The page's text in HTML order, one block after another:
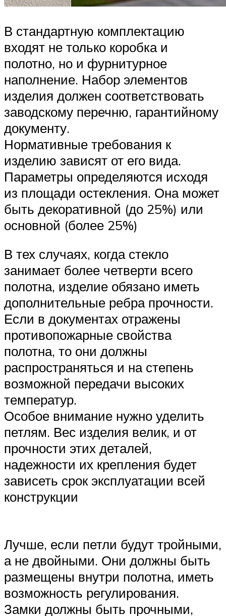
В стандартную комплектацию
входят не только коробка и
полотно, но и фурнитурное
наполнение. Набор элементов
изделия должен соответствовать
заводскому перечню, гарантийному
документу.
Нормативные требования к
изделию зависят от его вида.
Параметры определяются исходя
из площади остекления. Она может
быть декоративной (до 25%) или
основной (более 25%)
В тех случаях, когда стекло
занимает более четверти всего
полотна, изделие обязано иметь
дополнительные ребра прочности.
Если в документах отражены
противопожарные свойства
полотна, то они должны
распространяться и на степень
возможной передачи высоких
температур.
Особое внимание нужно уделить
петлям. Вес изделия велик, и от
прочности этих деталей,
надежности их крепления будет
зависеть срок эксплуатации всей
конструкции
Лучше, если петли будут тройными,
а не двойными. Они должны быть
размещены внутри полотна, иметь
возможность регулирования.
Замки должны быть прочными,